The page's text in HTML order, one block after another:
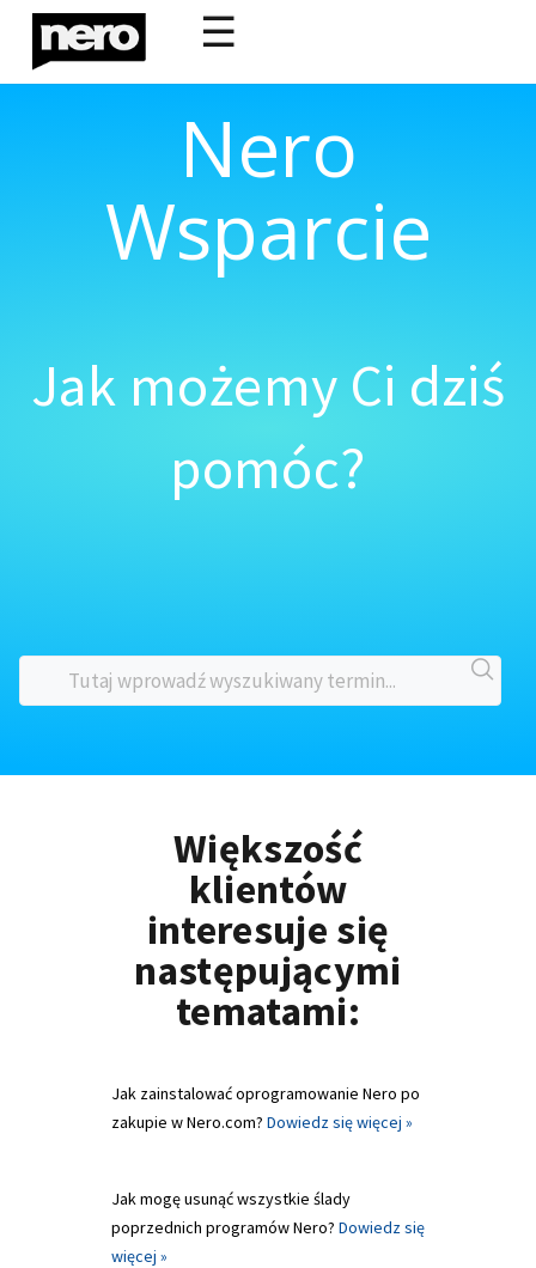
☰
Nero
Wsparcie
Jak możemy Ci dziś
pomóc?
Większość
klientów
interesuje się
następującymi
tematami:
Jak zainstalować oprogramowanie Nero po
zakupie w Nero.com? Dowiedz się więcej »
Jak mogę usunąć wszystkie ślady
poprzednich programów Nero? Dowiedz się
więcej »